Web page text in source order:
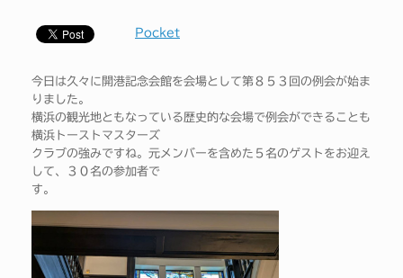
Pocket
今日は久々に開港記念会館を会場として第８５３回の例会が始ま
りました。
横浜の観光地ともなっている歴史的な会場で例会ができることも
横浜トーストマスターズ
クラブの強みですね。元メンバーを含めた５名のゲストをお迎え
して、３０名の参加者で
す。